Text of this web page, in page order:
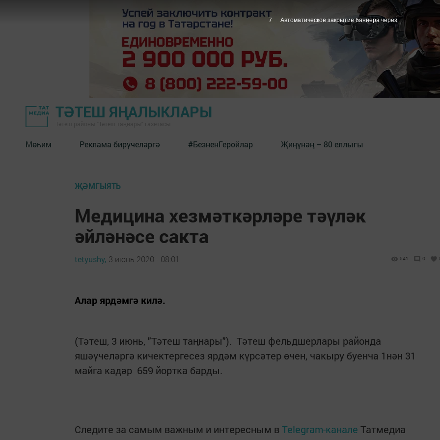
ТӘТЕШ ЯҢАЛЫКЛАРЫ
Мөһим Реклама бирүчеләргә #БезненГеройлар Җиңүнәң – 80 еллыгы
ҖӘМГЫЯТЬ
Медицина хезмәткәрләре тәүләк
әйләнәсе сакта
tetyushy, 3 июнь 2020 - 08:01 541 0
Алар ярдәмгә килә.
(Тәтеш, 3 июнь, "Тәтеш таңнары"). Тәтеш фельдшерлары районда
яшәүчеләргә кичектергесез ярдәм күрсәтер өчен, чакыру буенча 1нән 31
майга кадәр 659 ­йортка барды.
Следите за самым важным и интересным в Telegram-канале Татмедиа
6 Автоматическое закрытие баннера через